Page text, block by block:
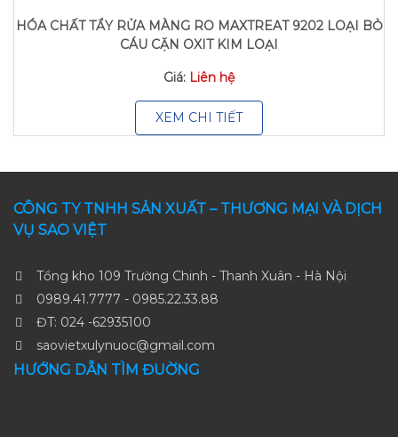
HÓA CHẤT TẨY RỬA MÀNG RO MAXTREAT 9202 LOẠI BỎ
CÁU CẶN OXIT KIM LOẠI
Giá: Liên hệ
XEM CHI TIẾT
CÔNG TY TNHH SẢN XUẤT – THƯƠNG MẠI VÀ DỊCH
VỤ SAO VIỆT
Tổng kho 109 Trường Chinh - Thanh Xuân - Hà Nội
0989.41.7777 - 0985.22.33.88
ĐT: 024 -62935100
saovietxulynuoc@gmail.com
HƯỚNG DẪN TÌM ĐUỜNG